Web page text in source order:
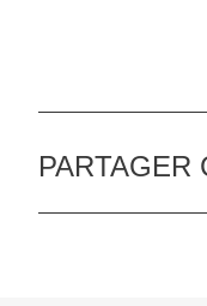
PARTAGER